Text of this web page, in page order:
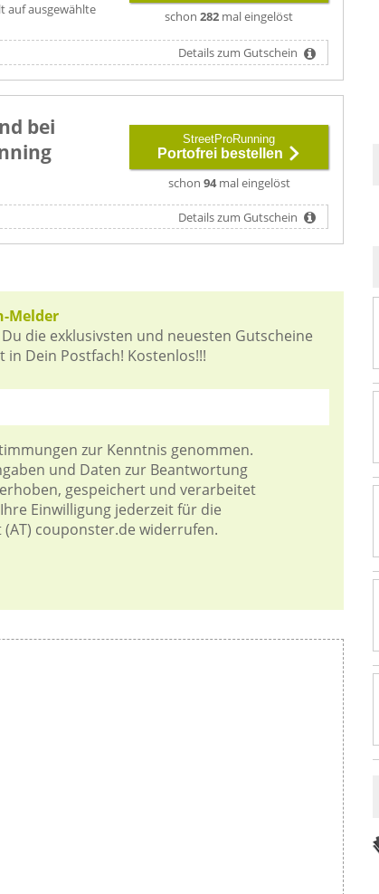
auf ausgewählte schon 282 mal eingelöst
Details zum Gutschein
bei
StreetProRunning
Portofrei bestellen
schon 94mal eingelöst
Details zum Gutschein
Melder
die exklusivsten und neuesten Gutscheine
Dein Postfach! Kostenlos!!!
zur Kenntnis genommen.
und Daten zur Beantwortung
gespeichert und verarbeitet
Einwilligung jederzeit für die
couponster.de widerrufen.